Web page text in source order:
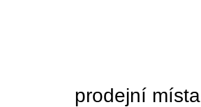
prodejní místa